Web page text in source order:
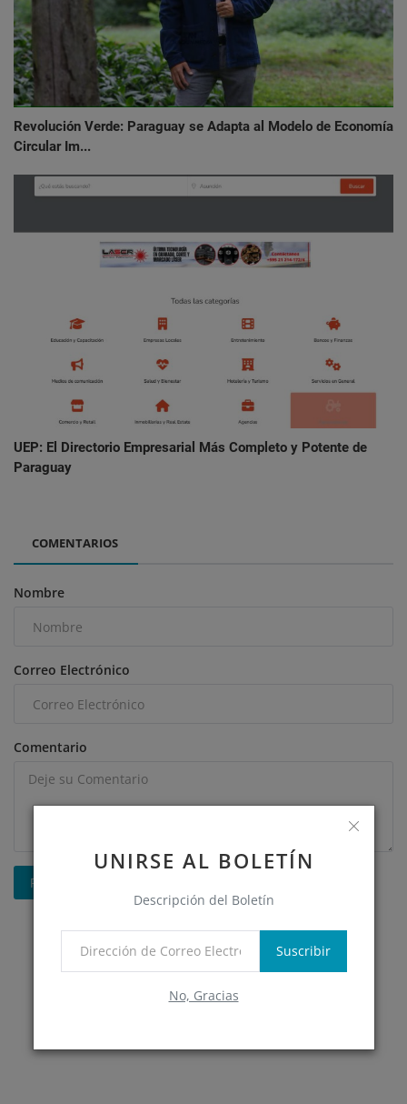
UNIRSE AL BOLETÍN
Descripción del Boletín
Suscribir
No, Gracias
Revolución Verde: Paraguay se Adapta al Modelo de Economía
Circular Im...
UEP: El Directorio Empresarial Más Completo y Potente de
Paraguay
COMENTARIOS
Nombre
Correo Electrónico
Comentario
Publicar Comentario